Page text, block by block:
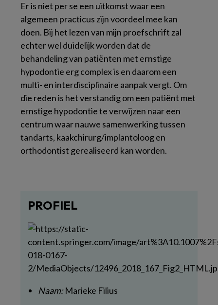
Er is niet per se een uitkomst waar een
algemeen practicus zijn voordeel mee kan
doen. Bij het lezen van mijn proefschrift zal
echter wel duidelijk worden dat de
behandeling van patiënten met ernstige
hypodontie erg complex is en daarom een
multi- en interdisciplinaire aanpak vergt. Om
die reden is het verstandig om een patiënt met
ernstige hypodontie te verwijzen naar een
centrum waar nauwe samenwerking tussen
tandarts, kaakchirurg/implantoloog en
orthodontist gerealiseerd kan worden.
PROFIEL
Naam:Marieke Filius